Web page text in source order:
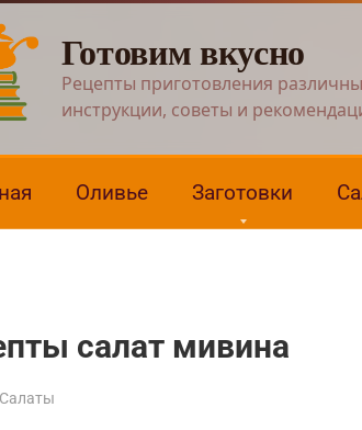
Готовим вкусно
Рецепты приготовления
инструкции, советы и
Оливье Заготовки
салат мивина
Салаты